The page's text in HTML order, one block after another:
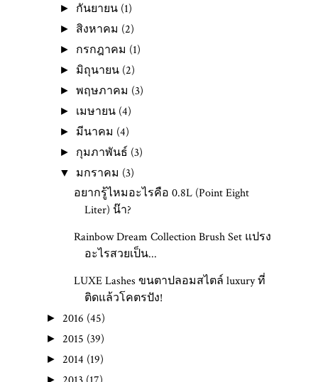
► กันยายน (1)
► สิงหาคม (2)
► กรกฎาคม (1)
► มิถุนายน (2)
►พฤษภาคม (3)
► เมษายน (4)
► มีนาคม (4)
► กุมภาพันธ์ (3)
▼ มกราคม (3)
อยากรู้ไหมอะไรคือ 0.8L (Point Eight
Liter) น๊า?
Rainbow Dream Collection Brush Set แปรง
อะไรสวยเป็น...
LUXE Lashes ขนตาปลอมสไตล์ luxury ที่
ติดแล้วโคตรปัง!
► 2016 (45)
► 2015 (39)
► 2014 (19)
►